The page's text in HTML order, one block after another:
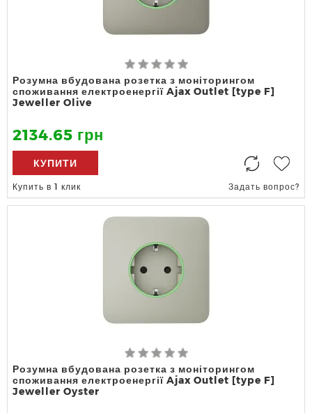
Розумна вбудована розетка з моніторингом
споживання електроенергії Ajax Outlet [type F]
Jeweller Olive
2134.65 грн
КУПИТИ
Купить в 1 клик Задать вопрос?
Розумна вбудована розетка з моніторингом
споживання електроенергії Ajax Outlet [type F]
Jeweller Oyster